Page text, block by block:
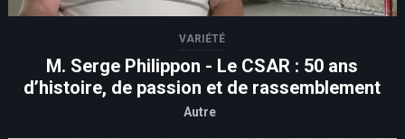
VARIÉTÉ
M. Serge Philippon - Le CSAR : 50 ans
d’histoire, de passion et de rassemblement
Autre